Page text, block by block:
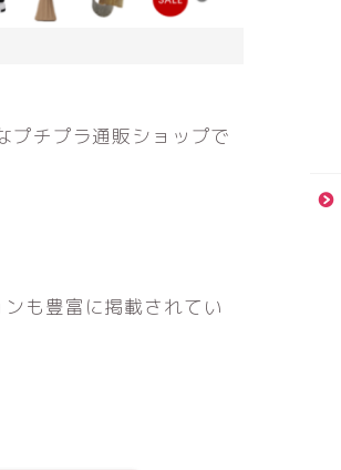
プチプラ通販ショップで
も豊富に掲載されてい